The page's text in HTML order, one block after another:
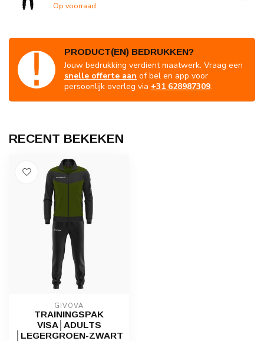
Op voorraad
PRODUCT(EN) BEDRUKKEN?
Jouw bedrukking verdient maatwerk. Vraag een
snelle offerte aan of bel en app voor
persoonlijk overleg via +31 628987309.
RECENT BEKEKEN
GIVOVA
TRAININGSPAK
VISA│ADULTS
│LEGERGROEN-ZWART